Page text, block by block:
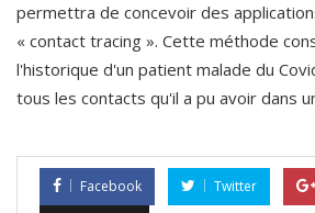
permettra de concevoir des
« contact tracing ». Cette méthode
l'historique d'un patient malade du
tous les contacts qu'il a pu avoir dans
Facebook Twitter